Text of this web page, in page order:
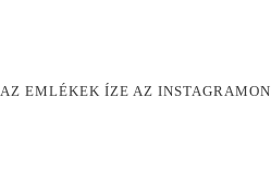
AZ EMLÉKEK ÍZE AZ INSTAGRAMON